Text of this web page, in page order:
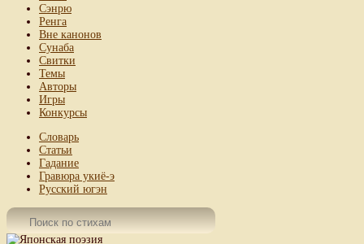
Сэнрю
Ренга
Вне канонов
Сунаба
Свитки
Темы
Авторы
Игры
Конкурсы
Словарь
Статьи
Гадание
Гравюра укиё-э
Русский югэн